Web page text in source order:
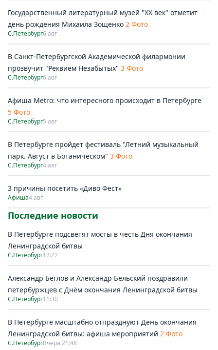
Государственный литературный музей "ХХ век" отметит
день рождения Михаила Зощенко 2 Фото
С.Петербург6 авг
В Санкт-Петербургской Академической филармонии
прозвучит "Реквием Незабытых" 3 Фото
С.Петербург6 авг
Афиша Metro: что интересного происходит в Петербурге
5 Фото
С.Петербург5 авг
В Петербурге пройдет фестиваль "Летний музыкальный
парк. Август в Ботаническом" 3 Фото
С.Петербург4 авг
3 причины посетить «Диво Фест»
Афиша4 авг
Последние новости
В Петербурге подсветят мосты в честь Дня окончания
Ленинградской битвы
С.Петербург12:22
Александр Беглов и Александр Бельский поздравили
петербуржцев с Днём окончания Ленинградской битвы
С.Петербург11:30
В Петербурге масштабно отпразднуют День окончания
Ленинградской битвы: афиша мероприятий 2 Фото
С.ПетербургВчера 21:48